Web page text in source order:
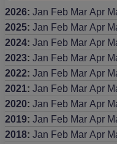
2026: Jan Feb Mar Apr
2025: Jan Feb Mar Apr
2024: Jan Feb Mar Apr
2023: Jan Feb Mar Apr
2022: Jan Feb Mar Apr
2021: Jan Feb Mar Apr
2020: Jan Feb Mar Apr
2019: Jan Feb Mar Apr
2018: Jan Feb Mar Apr